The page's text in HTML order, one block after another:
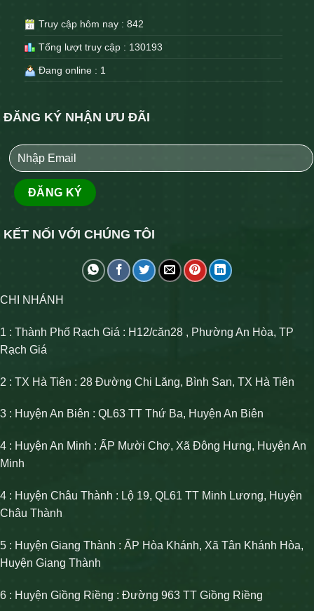
Truy cập hôm nay : 842
Tổng lượt truy cập : 130193
Đang online : 1
ĐĂNG KÝ NHẬN ƯU ĐÃI
KẾT NỐI VỚI CHÚNG TÔI
CHI NHÁNH
1 : Thành Phố Rạch Giá : H12/căn28 , Phường An Hòa, TP
Rạch Giá
2 : TX Hà Tiên : 28 Đường Chi Lăng, Bình San, TX Hà Tiên
3 : Huyện An Biên : QL63 TT Thứ Ba, Huyện An Biên
4 : Huyện An Minh : ẤP Mười Chợ, Xã Đông Hưng, Huyện An
Minh
4 : Huyện Châu Thành : Lộ 19, QL61 TT Minh Lương, Huyện
Châu Thành
5 : Huyện Giang Thành : ẤP Hòa Khánh, Xã Tân Khánh Hòa,
Huyện Giang Thành
6 : Huyện Giồng Riềng : Đường 963 TT Giồng Riềng